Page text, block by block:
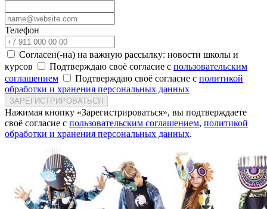
Телефон
Согласен(-на) на важную рассылку: новости школы и
курсов
Подтверждаю своё согласие с пользовательским
соглашением
Подтверждаю своё согласие с политикой
обработки и хранения персональных данных
ЗАРЕГИСТРИРОВАТЬСЯ
Нажимая кнопку «Зарегистрироваться», вы подтверждаете
своё согласие с пользовательским соглашением, политикой
обработки и хранения персональных данных.